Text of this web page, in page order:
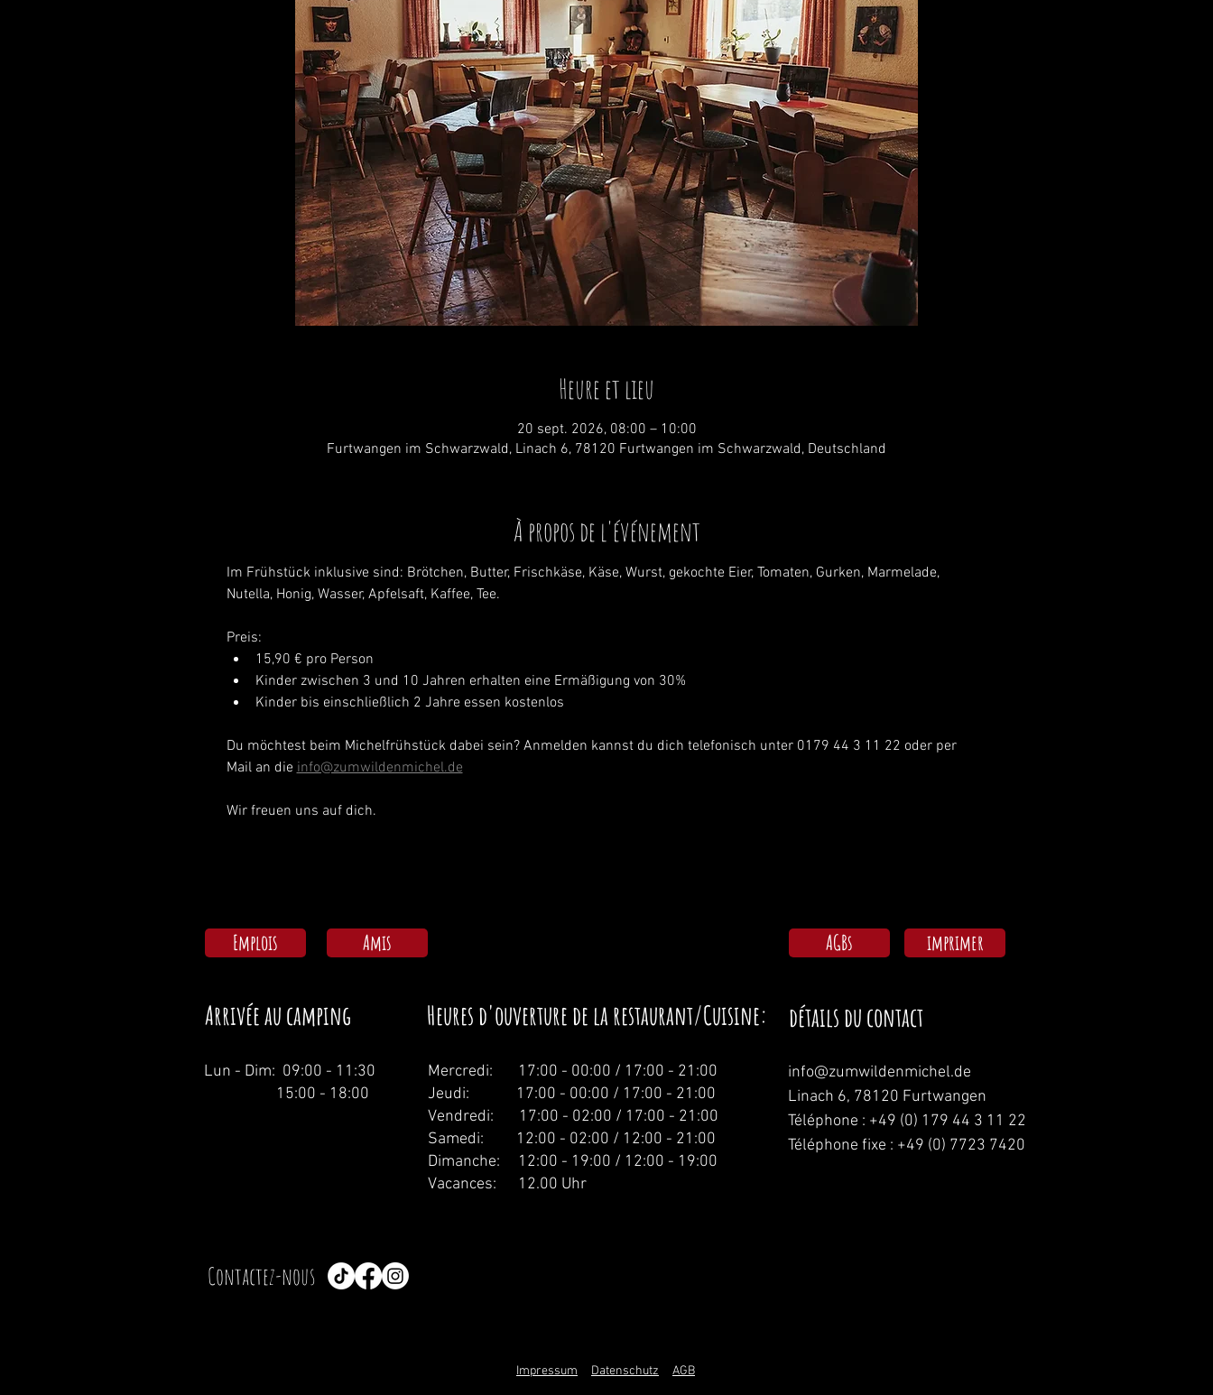
Heure et lieu
20 sept. 2026, 08:00 – 10:00
Furtwangen im Schwarzwald, Linach 6, 78120 Furtwangen im Schwarzwald, Deutschland
À propos de l'événement
Im Frühstück inklusive sind: Brötchen, Butter, Frischkäse, Käse, Wurst, gekochte Eier, Tomaten, Gurken, Marmelade,
Nutella, Honig, Wasser, Apfelsaft, Kaffee, Tee.
Preis:
15,90 € pro Person
Kinder zwischen 3 und 10 Jahren erhalten eine Ermäßigung von 30%
Kinder bis einschließlich 2 Jahre essen kostenlos
Du möchtest beim Michelfrühstück dabei sein? Anmelden kannst du dich telefonisch unter 0179 44 3 11 22 oder per
Mail an die info@zumwildenmichel.de
Wir freuen uns auf dich.
Emplois Amis
Arrivée au camping Heures d'ouverture de la restaurant/Cuisine:
Lun - Dim: 09:00 - 11:30
15:00 - 18:00
Mercredi: 17:00 - 00:00 / 17:00 - 21:00
Jeudi: 17:00 - 00:00 / 17:00 - 21:00
Vendredi: 17:00 - 02:00 / 17:00 - 21:00
Samedi: 12:00 - 02:00 / 12:00 - 21:00
Dimanche: 12:00 - 19:00 / 12:00 - 19:00
Vacances: 12.00 Uhr
Contactez-nous
AGBs imprimer
détails du contact
info@zumwildenmichel.de
Linach 6, 78120 Furtwangen
Téléphone : +49 (0) 179 44 3 11 22
Téléphone fixe : +49 (0) 7723 7420
Impressum Datenschutz AGB